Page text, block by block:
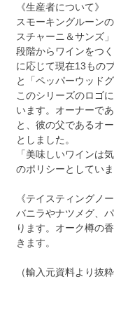
《生産者について》
スモーキングルーン
スチャーニ＆サンズ
段階からワインをつ
に応じて現在13もの
と「ペッパーウッド
このシリーズのロゴ
います。オーナーで
と、彼の父であるオ
としました。
「美味しいワインは
のポリシーとしていま
《テイスティングノー
バニラやナツメグ、
ります。オーク樽の
きます。
（輸入元資料より抜粋